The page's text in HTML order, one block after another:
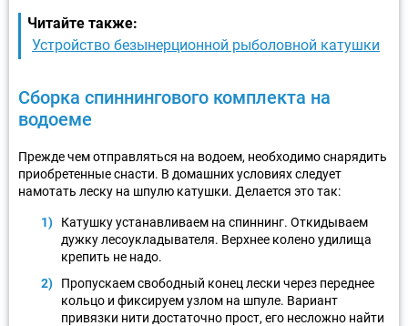
Читайте также:
Устройство безынерционной рыболовной катушки
Сборка спиннингового комплекта на
водоеме
Прежде чем отправляться на водоем, необходимо снарядить
приобретенные снасти. В домашних условиях следует
намотать леску на шпулю катушки. Делается это так:
Катушку устанавливаем на спиннинг. Откидываем
дужку лесоукладывателя. Верхнее колено удилища
крепить не надо.
Пропускаем свободный конец лески через переднее
кольцо и фиксируем узлом на шпуле. Вариант
привязки нити достаточно прост, его несложно найти